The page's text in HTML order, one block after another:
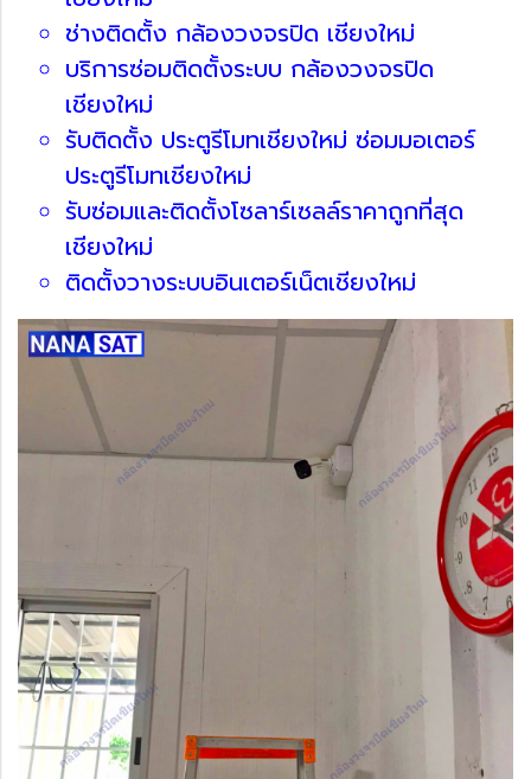
ช่างติดตั้ง กล้องวงจรปิด เชียงใหม่
บริการซ่อมติดตั้งระบบ กล้องวงจรปิด
เชียงใหม่
รับติดตั้ง ประตูรีโมทเชียงใหม่ ซ่อมมอเตอร์
ประตูรีโมทเชียงใหม่
รับซ่อมและติดตั้งโซลาร์เซลล์ราคาถูกที่สุด
เชียงใหม่
ติดตั้งวางระบบอินเตอร์เน็ตเชียงใหม่